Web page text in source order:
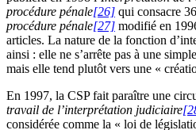
procédure pénale[26] qui consacre
procédure pénale[27] modifié en
articles. La nature de la fonction
ainsi : elle ne s’arrête pas à une
mais elle tend plutôt vers une «
En 1997, la CSP fait paraître une
travail de l’interprétation judiciaire
considérée comme la « loi de